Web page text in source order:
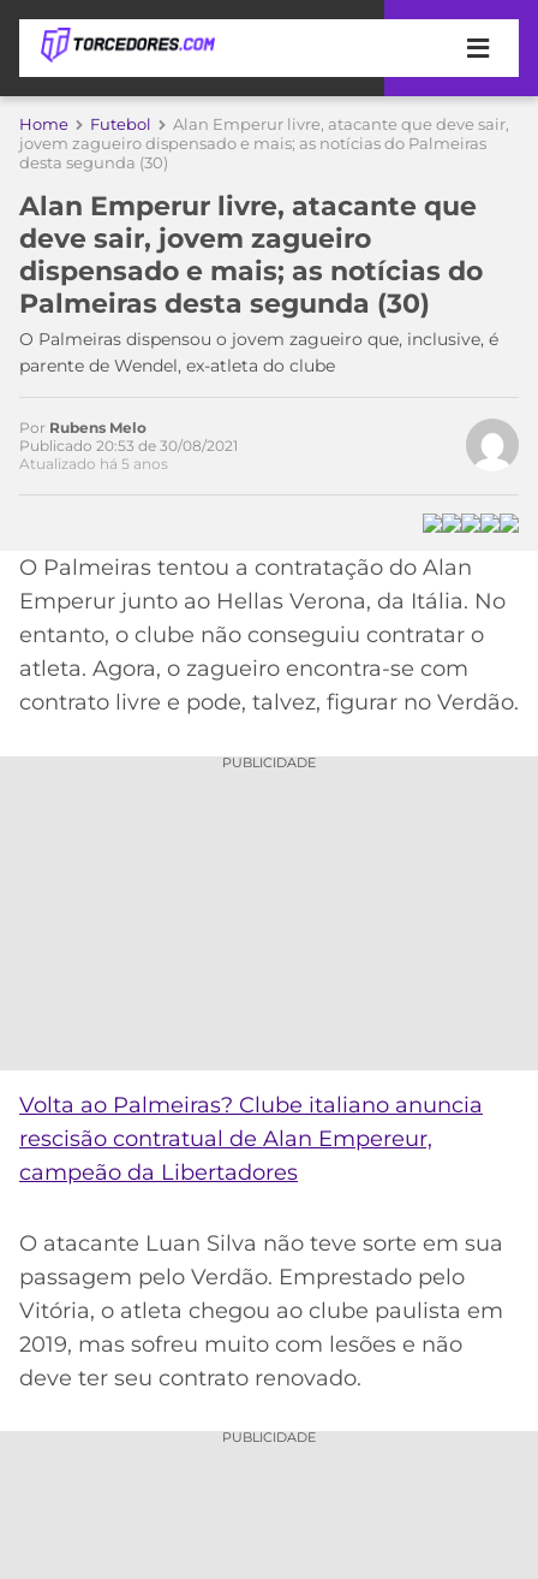
APOSTAS
DICAS
DE
APOSTA
MELHORES
SITES
DE
APOSTAS
2026
CÓDIGO
CÓDIGO
DE
INDICAÇÃO
BET365
ONLINE
2026
ÚLTIMAS
COPA
DO
MUNDO
TIMES
MEU
TIME
CORINTHIANS
SÃO
PAULO
INTERNACIONAL
GRÊMIO
CRUZEIRO
CAMPEONATOS
LIBERTADORES
COPA
DO
LALIGA
MERCADO
DA
BOLA
PALPITES
Home Futebol
Alan Emperur livre, atacante que deve sair,
jovem zagueiro dispensado e mais; as notícias do Palmeiras
desta segunda (30)
Alan Emperur livre, atacante que
deve sair, jovem zagueiro
dispensado e mais; as notícias do
Palmeiras desta segunda (30)
O Palmeiras dispensou o jovem zagueiro que, inclusive, é
parente de Wendel, ex-atleta do clube
Acesse o perfil do autor
no Twitter
Por Rubens Melo
Publicado 20:53 de 30/08/2021
Atualizado há 5 anos
O Palmeiras tentou a contratação do Alan
Emperur junto ao Hellas Verona, da Itália. No
entanto, o clube não conseguiu contratar o
atleta. Agora, o zagueiro encontra-se com
contrato livre e pode, talvez, figurar no Verdão.
PUBLICIDADE
Volta ao Palmeiras? Clube italiano anuncia
rescisão contratual de Alan Empereur,
campeão da Libertadores
O atacante Luan Silva não teve sorte em sua
passagem pelo Verdão. Emprestado pelo
Vitória, o atleta chegou ao clube paulista em
2019, mas sofreu muito com lesões e não
deve ter seu contrato renovado.
PUBLICIDADE